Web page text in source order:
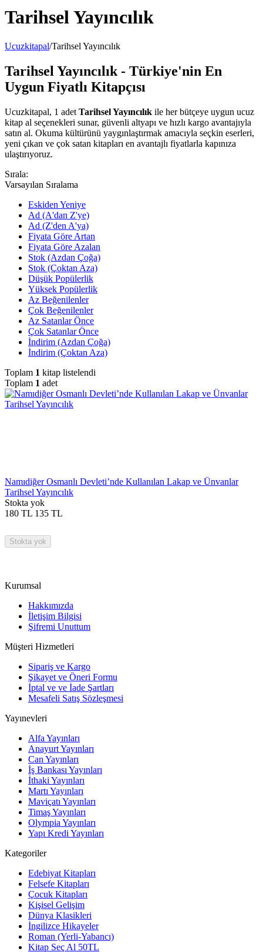
Tarihsel Yayıncılık
Ucuzkitapal/Tarihsel Yayıncılık
Tarihsel Yayıncılık - Türkiye'nin En
Uygun Fiyatlı Kitapçısı
Ucuzkitapal, 1 adet Tarihsel Yayıncılık ile her bütçeye uygun ucuz
kitap al seçenekleri sunar, güvenli altyapı ve hızlı kargo avantajıyla
satın al. Okuma kültürünü yaygınlaştırmak amacıyla seçkin eserleri,
yeni çıkan ve çok satan kitapları en avantajlı fiyatlarla kapınıza
ulaştırıyoruz.
Sırala:
Varsayılan Sıralama
Eskiden Yeniye
Ad (A'dan Z'ye)
Ad (Z'den A'ya)
Fiyata Göre Artan
Fiyata Göre Azalan
Stok (Azdan Çoğa)
Stok (Çoktan Aza)
Düşük Popülerlik
Yüksek Popülerlik
Az Beğenilenler
Çok Beğenilenler
Az Satanlar Önce
Çok Satanlar Önce
İndirim (Azdan Çoğa)
İndirim (Çoktan Aza)
Toplam 1 kitap listelendi
Toplam 1 adet
Namıdiğer Osmanlı Devleti’nde Kullanılan Lakap ve Ünvanlar
Tarihsel Yayıncılık
Stokta yok
180 TL 135 TL
Stokta yok
Kurumsal
Hakkımızda
İletişim Bilgisi
Şifremi Unuttum
Müşteri Hizmetleri
Sipariş ve Kargo
Şikayet ve Öneri Formu
İptal ve ve İade Şartları
Mesafeli Satış Sözleşmesi
Yayınevleri
Alfa Yayınları
Anayurt Yayınları
Can Yayınları
İş Bankası Yayınları
İthaki Yayınları
Martı Yayınları
Maviçatı Yayınları
Timaş Yayınları
Olympia Yayınları
Yapı Kredi Yayınları
Kategoriler
Edebiyat Kitapları
Felsefe Kitapları
Çocuk Kitapları
Kişisel Gelişim
Dünya Klasikleri
İngilizce Hikayeler
Roman (Yerli-Yabancı)
Kitap Seç Al 50TL